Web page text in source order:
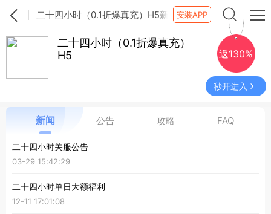
二十四小时（0.1折爆真充）H5新
闻公告列表
安装APP
二十四小时（0.1折爆真充）
H5
返130%
秒开进入
新闻 公告 攻略 FAQ
二十四小时关服公告
03-29 15:42:29
二十四小时单日大额福利
12-11 17:01:08